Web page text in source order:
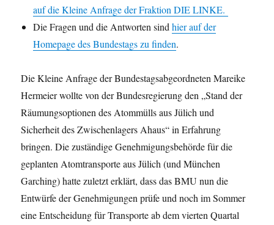
auf die Kleine Anfrage der Fraktion DIE LINKE.
Die Fragen und die Antworten sindhier auf der
Homepage des Bundestags zu finden.
Die Kleine Anfrage der Bundestagsabgeordneten Mareike
Hermeier wollte von der Bundesregierung den „Stand der
Räumungsoptionen des Atommülls aus Jülich und
Sicherheit des Zwischenlagers Ahaus“ in Erfahrung
bringen. Die zuständige Genehmigungsbehörde für die
geplanten Atomtransporte aus Jülich (und München
Garching) hatte zuletzt erklärt, dass das BMU nun die
Entwürfe der Genehmigungen prüfe und noch im Sommer
eine Entscheidung für Transporte ab dem vierten Quartal